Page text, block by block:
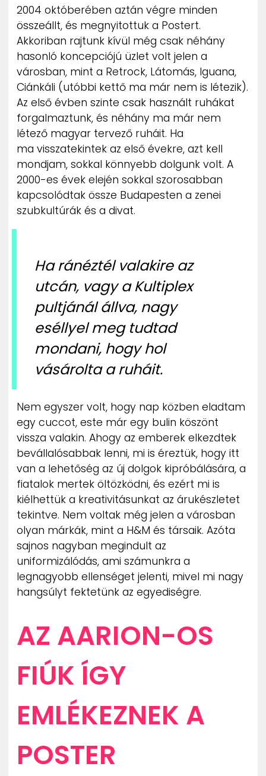
2004 októberében aztán végre minden
összeállt, és megnyitottuk a Postert.
Akkoriban rajtunk kívül még csak néhány
hasonló koncepciójú üzlet volt jelen a
városban, mint a Retrock, Látomás, Iguana,
Ciánkáli (utóbbi kettő ma már nem is létezik).
Az első évben szinte csak használt ruhákat
forgalmaztunk, és néhány ma már nem
létező magyar tervező ruháit. Ha
ma visszatekintek az első évekre, azt kell
mondjam, sokkal könnyebb dolgunk volt. A
2000-es évek elején sokkal szorosabban
kapcsolódtak össze Budapesten a zenei
szubkultúrák és a divat.
Ha ránéztél valakire az
utcán, vagy a Kultiplex
pultjánál állva, nagy
eséllyel meg tudtad
mondani, hogy hol
vásárolta a ruháit.
Nem egyszer volt, hogy nap közben eladtam
egy cuccot, este már egy bulin köszönt
vissza valakin. Ahogy az emberek elkezdtek
bevállalósabbak lenni, mi is éreztük, hogy itt
van a lehetőség az új dolgok kipróbálására, a
fiatalok mertek öltözködni, és ezért mi is
kiélhettük a kreativitásunkat az árukészletet
tekintve. Nem voltak még jelen a városban
olyan márkák, mint a H&M és társaik. Azóta
sajnos nagyban megindult az
uniformizálódás, ami számunkra a
legnagyobb ellenséget jelenti, mivel mi nagy
hangsúlyt fektetünk az egyediségre.
AZ AARION-OS
FIÚK ÍGY
EMLÉKEZNEK A
POSTER